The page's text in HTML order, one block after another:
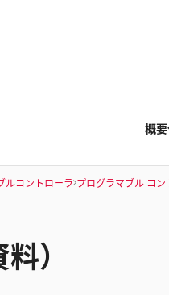
概要
ルコントローラ プログラマブル コン
）